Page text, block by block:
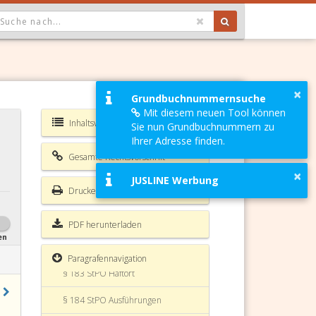
GEWÄHLTER WERT IST ALLE
Inhaltsverzeichnis StPO
Gesamte Rechtsvorschrift
Drucken
PDF herunterladen
Paragrafennavigation
§ 179 StPO Vorläufige
Bewährungshilfe
§ 179a StPO (weggefallen)
§ 180 StPO Kaution
§ 181 StPO
§ 181a StPO Flucht
§ 182 StPO Allgemeines
§ 183 StPO Haftort
§ 184 StPO Ausführungen
×
Grundbuchnummernsuche
Mit diesem neuen Tool können
Sie nun Grundbuchnummern zu
Ihrer Adresse finden.
×
JUSLINE Werbung